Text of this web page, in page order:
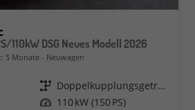
110kW DSG Neues Modell 2026
5 Monate Neuwagen
Getriebe
Doppelkupplungsgetriebe (DSG)
Leistung 110 kW (150 PS)